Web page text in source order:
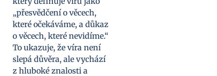
„přesvědčení o věcech,
které očekáváme, a důkaz
o věcech, které nevidíme.“
To ukazuje, že víra není
slepá důvěra, ale vychází
z hluboké znalosti a